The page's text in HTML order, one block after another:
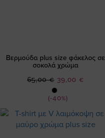
Βερμούδα plus size φάκελος σε
σοκολά χρώμα
(-40%)
Ειδική
Τιμή
39,00 €
65,00 €